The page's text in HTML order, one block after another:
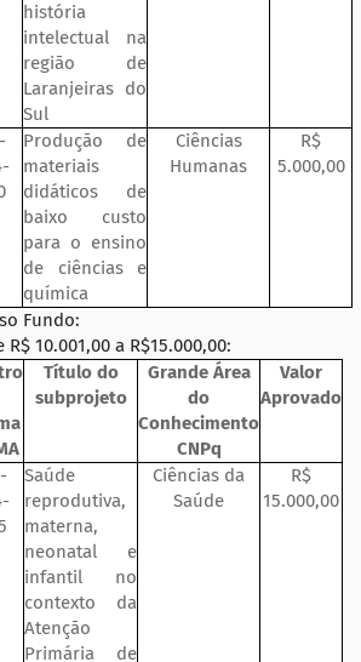
história
intelectual na
região de
Laranjeiras do
Sul
Produção de
materiais
didáticos de
baixo custo
para o ensino
de ciências e
química
Ciências
Humanas
R$
5.000,00
Fundo:
R$ 10.001,00 a R$15.000,00:
Título do
subprojeto
Grande Área
do
Conhecimento
CNPq
Valor
Aprovado
Saúde
reprodutiva,
materna,
neonatal e
infantil no
contexto da
Atenção
Primária de
Ciências da
Saúde
R$
15.000,00